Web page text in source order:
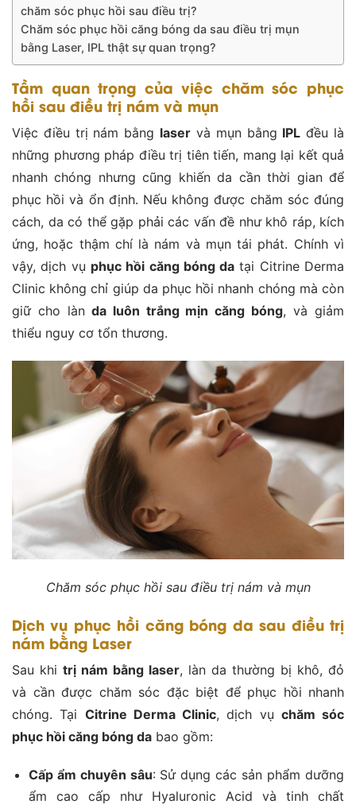
chăm sóc phục hồi sau điều trị?
Chăm sóc phục hồi căng bóng da sau điều trị mụn
bằng Laser, IPL thật sự quan trọng?
Tầm quan trọng của việc chăm sóc phục
hồi sau điều trị nám và mụn
Việc điều trị nám bằng laser và mụn bằng IPL đều là
những phương pháp điều trị tiên tiến, mang lại kết quả
nhanh chóng nhưng cũng khiến da cần thời gian để
phục hồi và ổn định. Nếu không được chăm sóc đúng
cách, da có thể gặp phải các vấn đề như khô ráp, kích
ứng, hoặc thậm chí là nám và mụn tái phát. Chính vì
vậy, dịch vụ phục hồi căng bóng da tại Citrine Derma
Clinic không chỉ giúp da phục hồi nhanh chóng mà còn
giữ cho lànda luôn trắng mịn căng bóng, và giảm
thiểu nguy cơ tổn thương.
Chăm sóc phục hồi sau điều trị nám và mụn
Dịch vụ phục hồi căng bóng da sau điều trị
nám bằng Laser
Sau khi trị nám bằng laser, làn da thường bị khô, đỏ
và cần được chăm sóc đặc biệt để phục hồi nhanh
chóng. Tại Citrine Derma Clinic, dịch vụ chăm sóc
phục hồi căng bóng da bao gồm:
Cấp ẩm chuyên sâu: Sử dụng các sản phẩm dưỡng
ẩm cao cấp như Hyaluronic Acid và tinh chất